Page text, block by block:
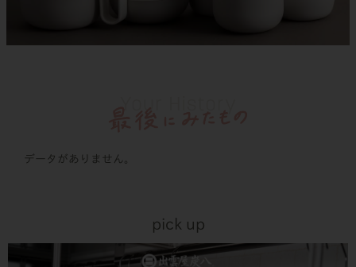
データがありません。
pick up